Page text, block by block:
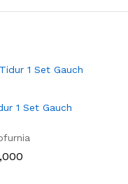
1 Set Gauch